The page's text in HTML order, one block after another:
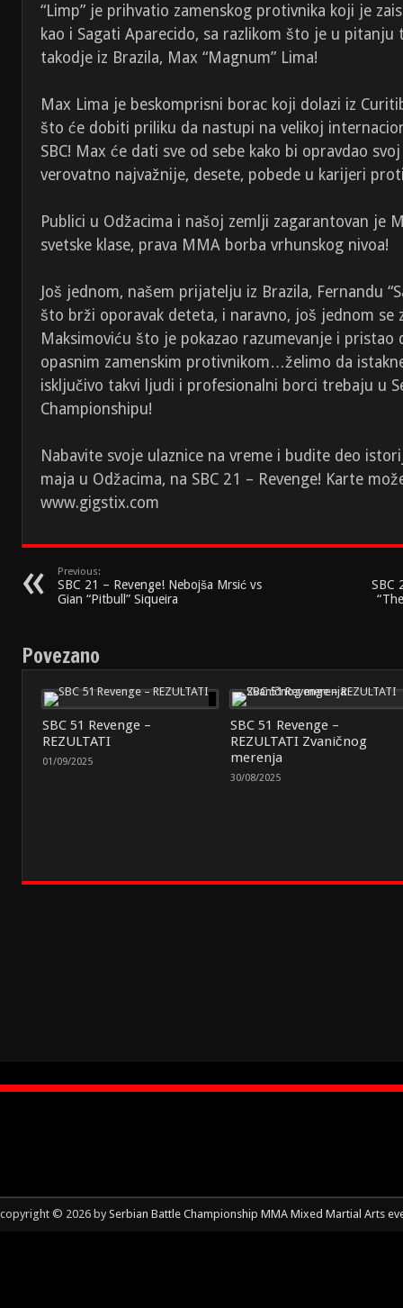
“Limp” je prihvatio zamenskog protivnika koji je
kao i Sagati Aparecido, sa razlikom što je u
takodje iz Brazila, Max “Magnum” Lima!
Max Lima je beskomprisni borac koji dolazi iz
što će dobiti priliku da nastupi na velikoj
SBC! Max će dati sve od sebe kako bi opravdao
verovatno najvažnije, desete, pobede u karijeri
Publici u Odžacima i našoj zemlji zagarantovan je
svetske klase, prava MMA borba vrhunskog nivoa!
Još jednom, našem prijatelju iz Brazila, Fernandu
što brži oporavak deteta, i naravno, još jednom se
Maksimoviću što je pokazao razumevanje i pristao
opasnim zamenskim protivnikom…želimo da
isključivo takvi ljudi i profesionalni borci trebaju u
Championshipu!
Nabavite svoje ulaznice na vreme i budite deo
maja u Odžacima, na SBC 21 – Revenge! Karte
www.gigstix.com
Previous:
SBC 21 – Revenge! Nebojša Mrsić vs
Gian “Pitbull” Siqueira
SBC
Povezano
SBC 51 Revenge –
REZULTATI
01/09/2025
SBC 51 Revenge –
REZULTATI Zvaničnog
merenja
30/08/2025
copyright © 2026 by Serbian Battle Championship MMA Mixed Martial Arts